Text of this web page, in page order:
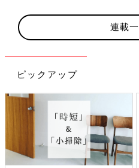
連載
ピックアップ